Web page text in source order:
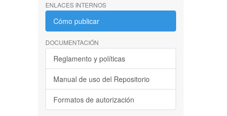
ENLACES INTERNOS
Cómo publicar
DOCUMENTACIÓN
Reglamento y políticas
Manual de uso del Repositorio
Formatos de autorización